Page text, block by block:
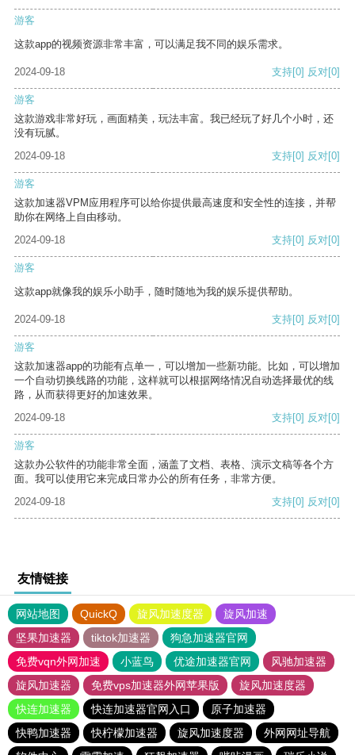
游客
这款app的视频资源非常丰富，可以满足我不同的娱乐需求。
2024-09-18 支持[0] 反对[0]
游客
这款游戏非常好玩，画面精美，玩法丰富。我已经玩了好几个小时，还
没有玩腻。
2024-09-18
支持[0] 反对[0]
游客
这款加速器VPM应用程序可以给你提供最高速度和安全性的连接，并帮
助你在网络上自由移动。
2024-09-18
支持[0] 反对[0]
游客
这款app就像我的娱乐小助手，随时随地为我的娱乐提供帮助。
2024-09-18 支持[0] 反对[0]
游客
这款加速器app的功能有点单一，可以增加一些新功能。比如，可以增加
一个自动切换线路的功能，这样就可以根据网络情况自动选择最优的线
路，从而获得更好的加速效果。
2024-09-18
支持[0] 反对[0]
游客
这款办公软件的功能非常全面，涵盖了文档、表格、演示文稿等各个方
面。我可以使用它来完成日常办公的所有任务，非常方便。
2024-09-18
支持[0] 反对[0]
友情链接
网站地图 QuickQ 旋风加速度器
旋风加速
坚果加速器
tiktok加速器
狗急加速器官网
免费vqn外网加速
小蓝鸟 优途加速器官网
风驰加速器
旋风加速器
免费vps加速器外网苹果版
旋风加速度器
快连加速器
快连加速器官网入口
原子加速器
快鸭加速器
快柠檬加速器 旋风加速度器
外网网址导航